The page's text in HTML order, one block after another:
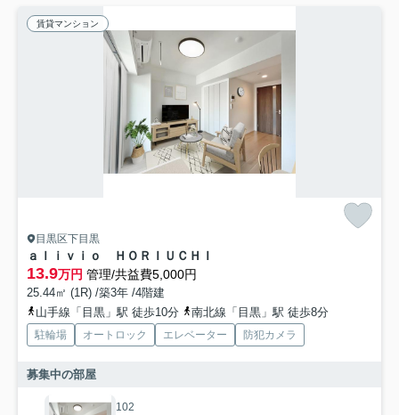
賃貸マンション
目黒区下目黒
ａｌｉｖｉｏ ＨＯＲＩＵＣＨＩ
13.9万円 管理/共益費5,000円
25.44㎡ (1R) /築3年 /4階建
山手線「目黒」駅 徒歩10分
南北線「目黒」駅 徒歩8分
駐輪場 オートロック エレベーター 防犯カメラ
募集中の部屋
102